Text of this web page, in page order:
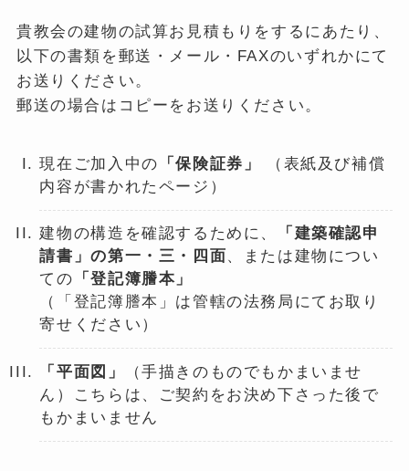
貴教会の建物の試算お見積もりをするにあたり、
以下の書類を郵送・メール・FAXのいずれかにて
お送りください。
郵送の場合はコピーをお送りください。
現在ご加入中の 「保険証券」
（表紙及び補償
内容が書かれたページ）
建物の構造を確認するために、
「建築確認申
請書」の第一・三・四面 、または建物につい
ての 「登記簿謄本」
（「登記簿謄本」は管轄の法務局にてお取り
寄せください）
「平面図」
（手描きのものでもかまいませ
ん）こちらは、ご契約をお決め下さった後で
もかまいません